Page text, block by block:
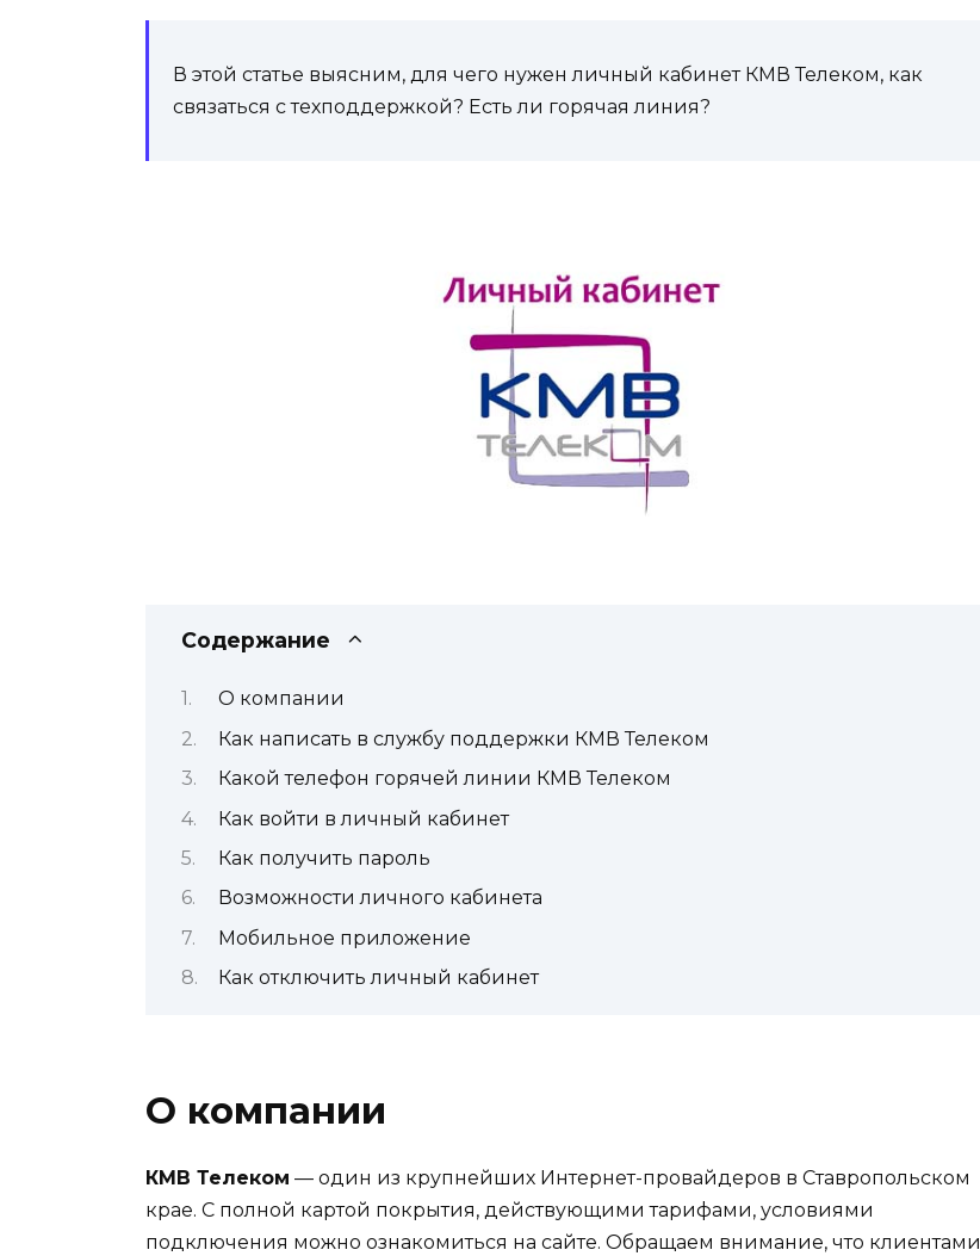
В этой статье выясним, для чего нужен личный кабинет КМВ Телеком, как
связаться с техподдержкой? Есть ли горячая линия?
Содержание
О компании
Как написать в службу поддержки КМВ Телеком
Какой телефон горячей линии КМВ Телеком
Как войти в личный кабинет
Как получить пароль
Возможности личного кабинета
Мобильное приложение
Как отключить личный кабинет
О компании
КМВ Телеком — один из крупнейших Интернет-провайдеров в Ставропольском
крае. С полной картой покрытия, действующими тарифами, условиями
подключения можно ознакомиться на сайте. Обращаем внимание, что клиентами